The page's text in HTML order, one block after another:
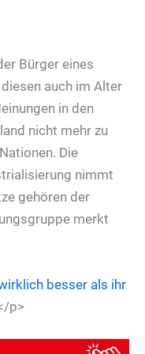
Bürger eines
auch im Alter
in den
nicht mehr zu
Die
nimmt
gehören der
merkt
besser als ihr
p>